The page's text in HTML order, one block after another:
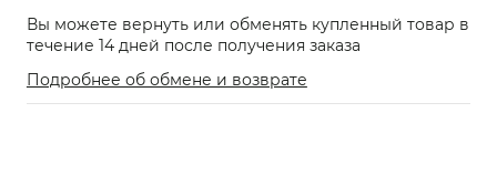
Вы можете вернуть или обменять купленный товар в
течение 14 дней после получения заказа
Подробнее об обмене и возврате